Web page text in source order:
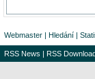
Webmaster | Hledání |
RSS News | RSS